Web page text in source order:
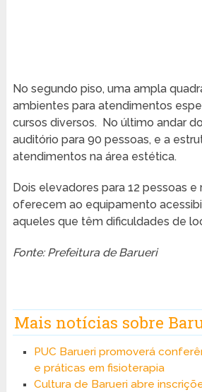
No segundo piso, uma ampla
ambientes para atendimentos
cursos diversos. No último andar
auditório para 90 pessoas, e a
atendimentos na área estética.
Dois elevadores para 12 pessoas
oferecem ao equipamento
aqueles que têm dificuldades de
Fonte: Prefeitura de Barueri
Mais notícias sobre
PUC Barueri promoverá
e práticas em fisioterapia
Cultura de Barueri abre